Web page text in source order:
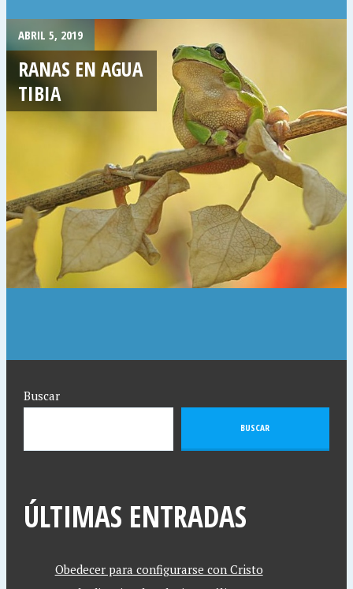
ABRIL 5, 2019
RANAS EN AGUA
TIBIA
Buscar
BUSCAR
ÚLTIMAS ENTRADAS
Obedecer para configurarse con Cristo